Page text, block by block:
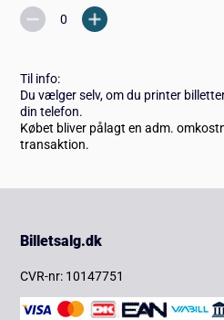
Til info:
Du vælger selv, om du printer
din telefon.
Købet bliver pålagt en adm.
transaktion.
Billetsalg.dk
CVR-nr: 10147751